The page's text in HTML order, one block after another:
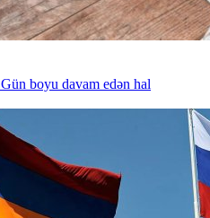
Gün boyu davam edən hal